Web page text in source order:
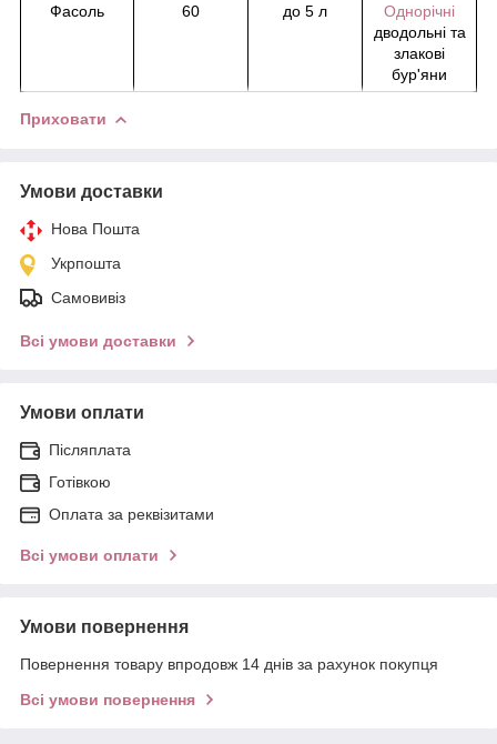
Фасоль
60 до 5 л
Однорічні
дводольні та
злакові
бур'яни
Приховати
Умови доставки
Нова Пошта
Укрпошта
Самовивіз
Всі умови доставки
Умови оплати
Післяплата
Готівкою
Оплата за реквізитами
Всі умови оплати
Умови повернення
Повернення товару впродовж 14 днів за рахунок покупця
Всі умови повернення